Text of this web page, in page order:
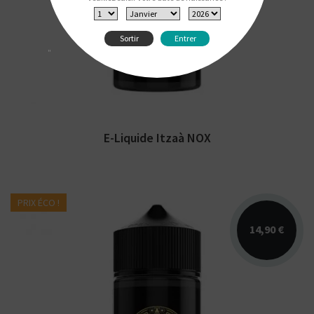
Secret's Lab. Disponible en 50 ml sans
nicotine pour 70...
E-Liquide Itzaà NOX
PRIX ÉCO !
14,90 €
Sortir
Entrer
"